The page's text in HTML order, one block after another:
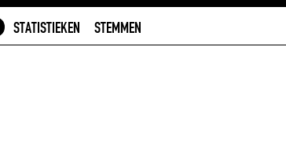
STATISTIEKEN STEMMEN